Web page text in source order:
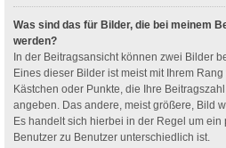
Was sind das für Bilder, die bei meinem
werden?
In der Beitragsansicht können zwei Bilder
Eines dieser Bilder ist meist mit Ihrem Rang
Kästchen oder Punkte, die Ihre
angeben. Das andere, meist größere, Bild
Es handelt sich hierbei in der Regel um
Benutzer zu Benutzer unterschiedlich ist.